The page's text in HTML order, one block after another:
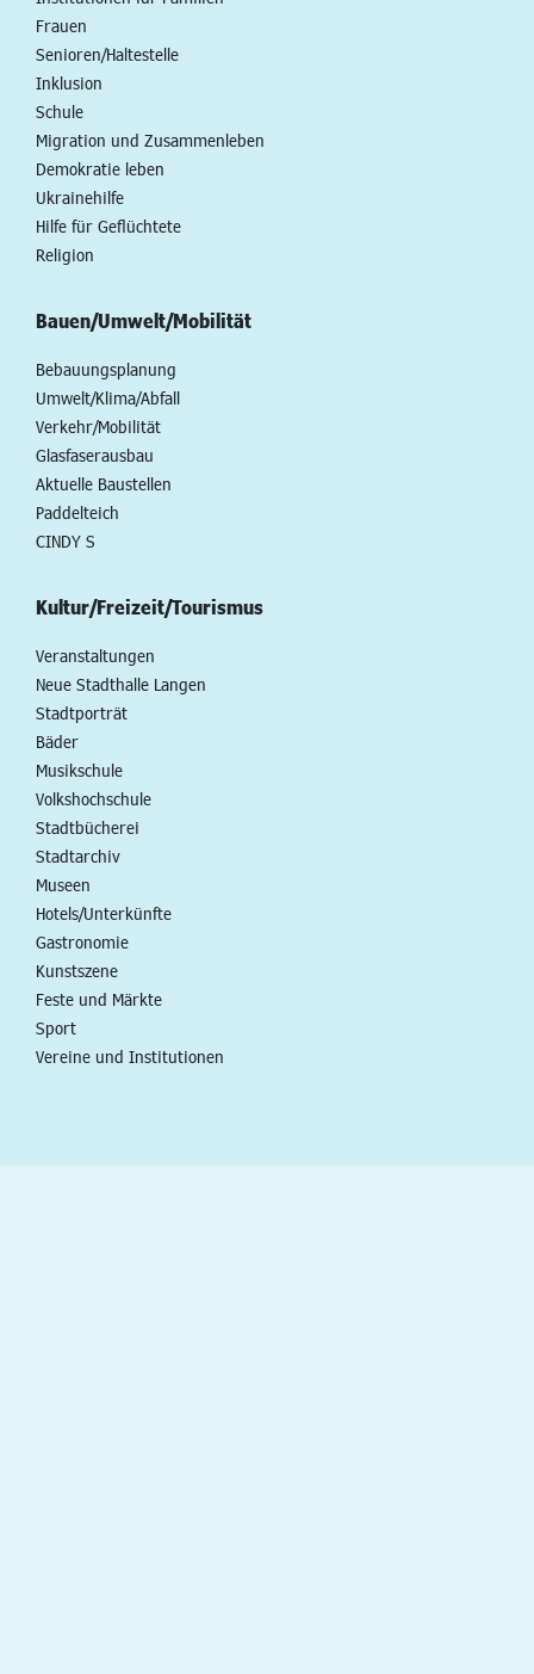
Frauen
Senioren/Haltestelle
Inklusion
Schule
Migration und Zusammenleben
Demokratie leben
Ukrainehilfe
Hilfe für Geflüchtete
Religion
Bauen/Umwelt/Mobilität
Bebauungsplanung
Umwelt/Klima/Abfall
Verkehr/Mobilität
Glasfaserausbau
Aktuelle Baustellen
Paddelteich
CINDY S
Kultur/Freizeit/Tourismus
Veranstaltungen
Neue Stadthalle Langen
Stadtporträt
Bäder
Musikschule
Volkshochschule
Stadtbücherei
Stadtarchiv
Museen
Hotels/Unterkünfte
Gastronomie
Kunstszene
Feste und Märkte
Sport
Vereine und Institutionen